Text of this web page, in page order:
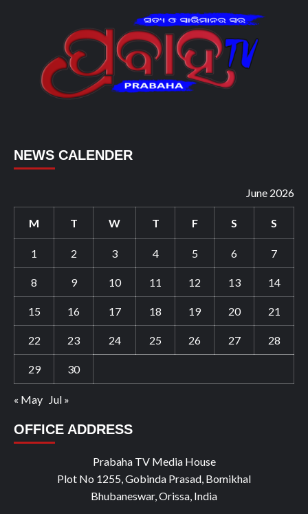
NEWS CALENDER
June 2026
M T W T F S S
1 2 3 4 5 6 7
8 9 10 11 12 13 14
15 16 17 18 19 20 21
22 23 24 25 26 27 28
29 30
« May Jul »
OFFICE ADDRESS
Prabaha TV Media House
Plot No 1255, Gobinda Prasad, Bomikhal
Bhubaneswar, Orissa, India